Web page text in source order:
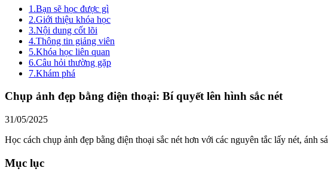
1.Bạn sẽ học được gì
2.Giới thiệu khóa học
3.Nội dung cốt lõi
4.Thông tin giảng viên
5.Khóa học liên quan
6.Câu hỏi thường gặp
7.Khám phá
Chụp ảnh đẹp bằng điện thoại: Bí quyết lên hình sắc nét
31/05/2025
Học cách chụp ảnh đẹp bằng điện thoại sắc nét hơn với các nguyên tắc lấy nét, ánh
Mục lục